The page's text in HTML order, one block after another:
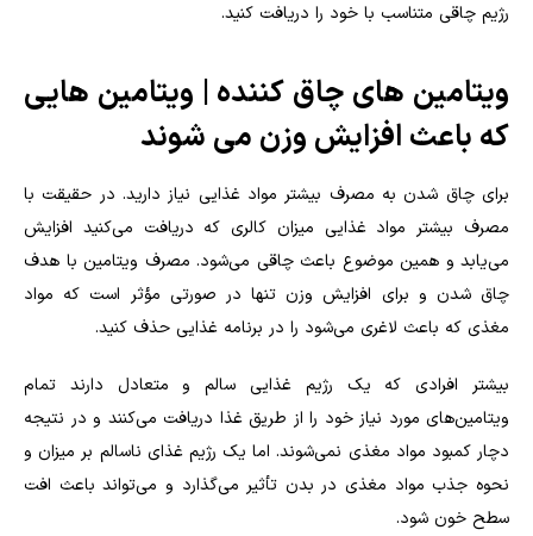
رژیم چاقی متناسب با خود را دریافت کنید.
ویتامین های چاق کننده | ویتامین هایی
که باعث افزایش وزن می شوند
برای چاق شدن به مصرف بیشتر مواد غذایی نیاز دارید. در حقیقت با
مصرف بیشتر مواد غذایی میزان کالری که دریافت می‌کنید افزایش
می‌یابد و همین موضوع باعث چاقی می‌شود. مصرف ویتامین با هدف
چاق شدن و برای افزایش وزن تنها در صورتی مؤثر است که مواد
مغذی که باعث لاغری می‌شود را در برنامه غذایی حذف کنید.
بیشتر افرادی که یک رژیم غذایی سالم و متعادل دارند تمام
ویتامین‌های مورد نیاز خود را از طریق غذا دریافت می‌کنند و در نتیجه
دچار کمبود مواد مغذی نمی‌شوند. اما یک رژیم غذای ناسالم بر میزان و
نحوه جذب مواد مغذی در بدن تأثیر می‌گذارد و می‌تواند باعث افت
سطح خون شود.